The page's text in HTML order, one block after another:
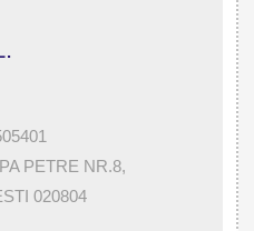
PETRE NR.8,
020804